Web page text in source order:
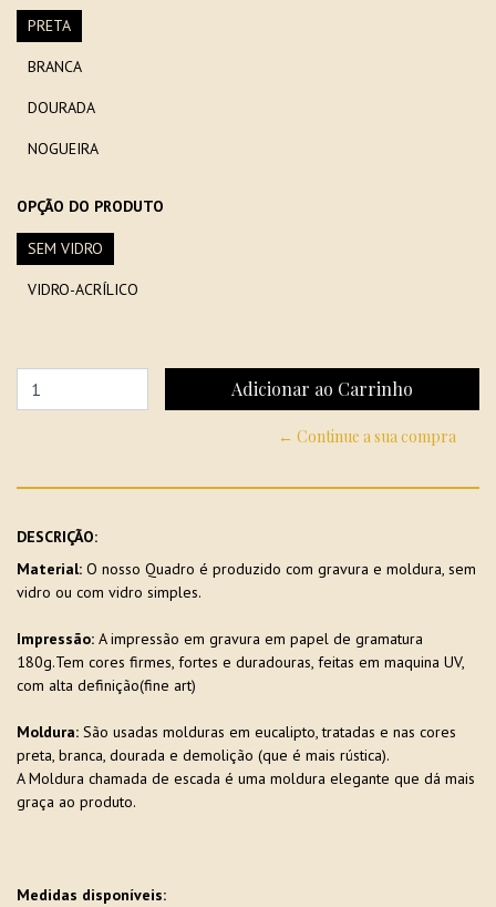
PRETA
BRANCA
DOURADA
NOGUEIRA
OPÇÃO DO PRODUTO
SEM VIDRO
VIDRO-ACRÍLICO
← Continue a sua compra
DESCRIÇÃO:
Material: O nosso Quadro é produzido com gravura e moldura, sem
vidro ou com vidro simples.
Impressão: A impressão em gravura em papel de gramatura
180g.Tem cores firmes, fortes e duradouras, feitas em maquina UV,
com alta definição(fine art)
Moldura: São usadas molduras em eucalipto, tratadas e nas cores
preta, branca, dourada e demolição (que é mais rústica).
A Moldura chamada de escada é uma moldura elegante que dá mais
graça ao produto.
Medidas disponíveis: